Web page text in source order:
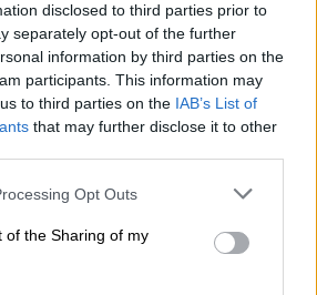
disclosed to third parties prior to
separately opt-out of the further
information by third parties on the
participants. This information may
to third parties on the IAB’s List of
that may further disclose it to other
app uses one or more Google
or usage behaviour. You may click to
to Google and its third-party tags to
specified purposes in below Google
Opt Outs
of the Sharing of my
της Ρεάλ Μαδρίτης
απέκρυψε περίπου ένα
2014-2015, κατά
του στον πάγκο των
και για άλλη
αποφύγει τις διώξεις
απτά αποδεικτικά